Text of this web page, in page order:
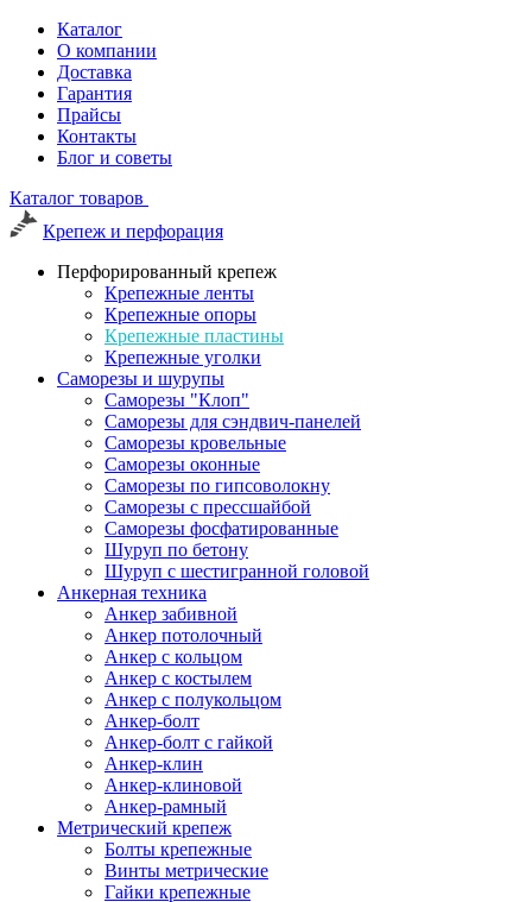
Каталог
О компании
Доставка
Гарантия
Прайсы
Контакты
Блог и советы
Каталог товаров
Крепеж и перфорация
Перфорированный крепеж
Крепежные ленты
Крепежные опоры
Крепежные пластины
Крепежные уголки
Саморезы и шурупы
Саморезы "Клоп"
Саморезы для сэндвич-панелей
Саморезы кровельные
Саморезы оконные
Саморезы по гипсоволокну
Саморезы с прессшайбой
Саморезы фосфатированные
Шуруп по бетону
Шуруп с шестигранной головой
Анкерная техника
Анкер забивной
Анкер потолочный
Анкер с кольцом
Анкер с костылем
Анкер с полукольцом
Анкер-болт
Анкер-болт с гайкой
Анкер-клин
Анкер-клиновой
Анкер-рамный
Метрический крепеж
Болты крепежные
Винты метрические
Гайки крепежные